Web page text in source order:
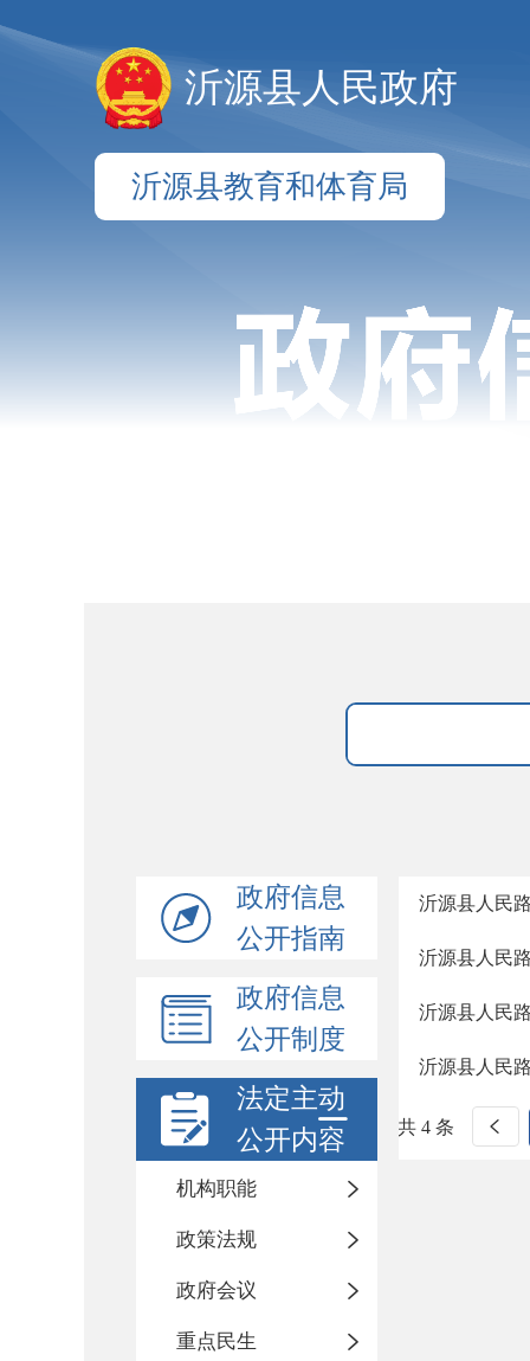
沂源县人民政府
沂源县教育和体育局
政府信息
公开指南
政府信息
公开制度
法定主动
公开内容
机构职能
政策法规
政府会议
重点民生
沂源县人民
沂源县人民
沂源县人民
沂源县人民
共 4 条